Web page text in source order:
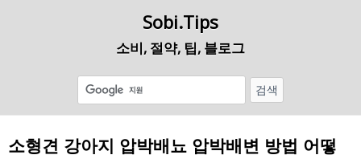
Sobi.Tips
소비, 절약, 팁, 블로그
소형견 강아지 압박배뇨 압박배변 방법 어떻